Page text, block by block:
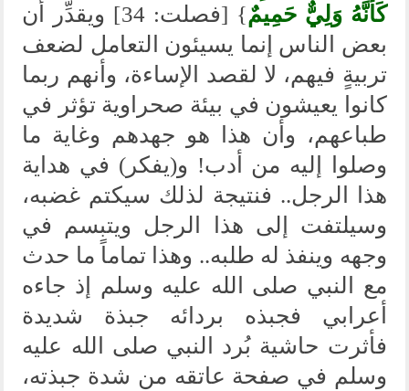
كَأَنَّهُ وَلِيٌّ حَمِيمٌ
} [فصلت: 34] ويقدِّر أن
بعض الناس إنما يسيئون التعامل لضعف
تربيةٍ فيهم، لا لقصد الإساءة، وأنهم ربما
كانوا يعيشون في بيئة صحراوية تؤثر في
طباعهم، وأن هذا هو جهدهم وغاية ما
وصلوا إليه من أدب! و(يفكر) في هداية
هذا الرجل.. فنتيجة لذلك سيكتم غضبه،
وسيلتفت إلى هذا الرجل ويتبسم في
وجهه وينفذ له طلبه.. وهذا تماماً ما حدث
مع النبي صلى الله عليه وسلم إذ جاءه
أعرابي فجبذه بردائه جبذة شديدة
فأثرت حاشية بُرد النبي صلى الله عليه
وسلم في صفحة عاتقه من شدة جبذته،